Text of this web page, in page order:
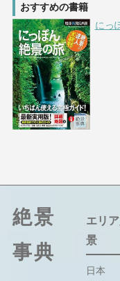
おすすめの書籍
にっ
絶景
事典
エリ
景
日本